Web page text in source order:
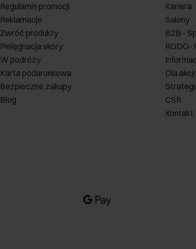
Regulamin promocji
Reklamacje
Zwróć produkty
Pielęgnacja skóry
W podróży
Karta podarunkowa
Bezpieczne zakupy
Blog
Kariera
Salony
B2B -
RODO-
Dla
CSR
Kontakt